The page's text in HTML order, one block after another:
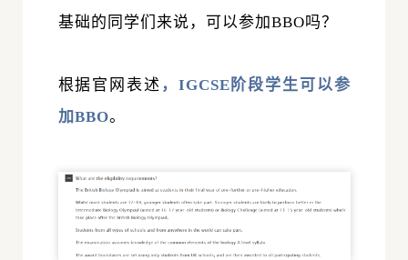
基础的同学们来说，可以参加BBO吗？
根据官网表述 ， IGCSE阶段学生可以参
加BBO。